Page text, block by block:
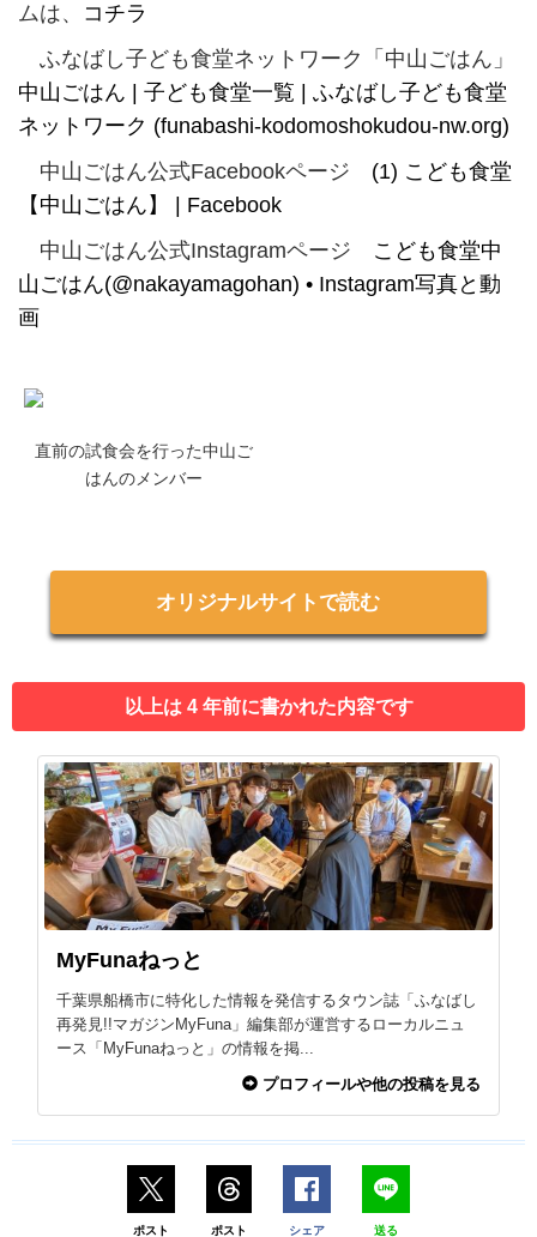
ムは、 コチラ
ふなばし子ども食堂ネットワーク「中山ごはん」
中山ごはん | 子ども食堂一覧 | ふなばし子ども食堂
ネットワーク (funabashi-kodomoshokudou-nw.org)
中山ごはん公式Facebookページ (1) こども食堂
【中山ごはん】 | Facebook
中山ごはん公式Instagramページ こども食堂中
山ごはん(@nakayamagohan) • Instagram写真と動
画
直前の試食会を行った中山ご
はんのメンバー
オリジナルサイトで読む
以上は 4 年前に書かれた内容です
MyFunaねっと
千葉県船橋市に特化した情報を発信するタウン誌「ふなばし
再発見!!マガジンMyFuna」編集部が運営するローカルニュ
ース「MyFunaねっと」の情報を掲...
プロフィールや他の投稿を見る
ポスト ポスト シェア 送る